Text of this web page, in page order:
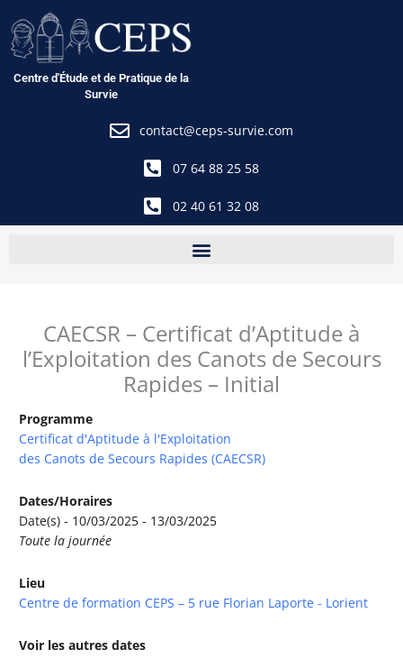
au
contenu
Centre d'Étude et de Pratique de la
Survie
contact@ceps-survie.com
07 64 88 25 58
02 40 61 32 08
CAECSR – Certificat d’Aptitude à
l’Exploitation des Canots de Secours
Rapides – Initial
Programme
Certificat d'Aptitude à l'Exploitation
des Canots de Secours Rapides (CAECSR)
Dates/Horaires
Date(s) - 10/03/2025 - 13/03/2025
Toute la journée
Lieu
Centre de formation CEPS – 5 rue Florian Laporte - Lorient
Voir les autres dates